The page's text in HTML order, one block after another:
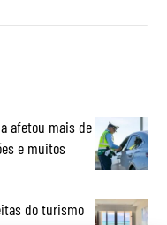
afetou mais de
e muitos
do turismo